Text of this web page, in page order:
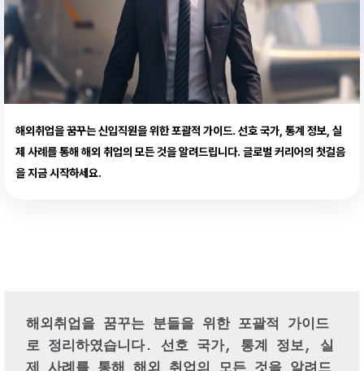
해외취업을 꿈꾸는 신입직원을 위한 포괄적 가이드. 선호 국가, 통계 정보, 실
제 사례를 통해 해외 취업의 모든 것을 알려드립니다. 글로벌 커리어의 첫걸음
을 지금 시작하세요.
해외취업을 꿈꾸는 분들을 위한 포괄적 가이드
로 정리하였습니다. 선호 국가, 통계 정보, 실